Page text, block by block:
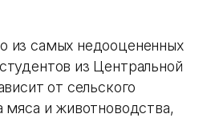
из самых недооцененных
из Центральной
от сельского
мяса и животноводства,